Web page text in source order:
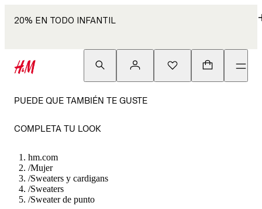
20% EN TODO INFANTIL
PUEDE QUE TAMBIÉN TE GUSTE
COMPLETA TU LOOK
hm.com
/Mujer
/Sweaters y cardigans
/Sweaters
/Sweater de punto